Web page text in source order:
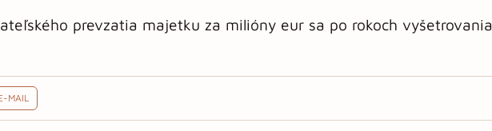
prevzatia majetku za milióny eur sa po rokoch vyšetrovania
MAIL